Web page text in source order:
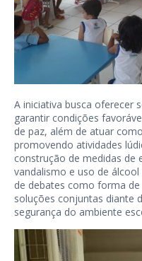
A iniciativa busca oferecer
garantir condições
de paz, além de atuar
promovendo atividades
construção de medidas de
vandalismo e uso de
de debates como forma
soluções conjuntas diante
segurança do ambiente